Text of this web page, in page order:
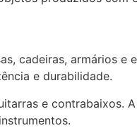
cadeiras, armários e
e durabilidade.
e contrabaixos.